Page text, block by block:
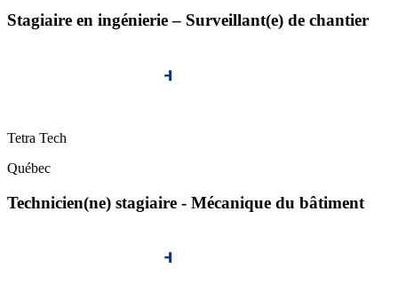
Stagiaire en ingénierie – Surveillant(e) de chantier
Tetra Tech
Québec
Technicien(ne) stagiaire - Mécanique du bâtiment